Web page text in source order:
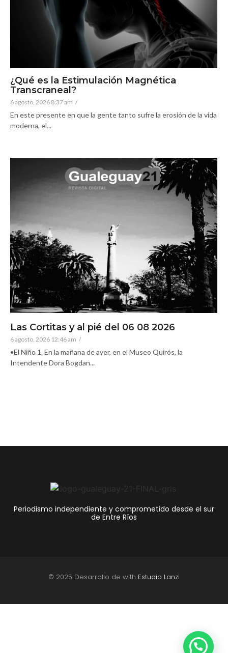
¿Qué es la Estimulación Magnética
Transcraneal?
6 agosto, 2026 8:37 am /
En este presente en que la gente tanto sufre la erosión de la vida
moderna, el...
Las Cortitas y al pié del 06 08 2026
6 agosto, 2026 12:46 am /
•El Niño 1. En la mañana de ayer, en el Museo Quirós, la
Intendente Dora Bogdan...
Periodismo independiente y comprometido desde el sur
de Entre Ríos
© 2025 Desarrollo de with Estudio Lanzi